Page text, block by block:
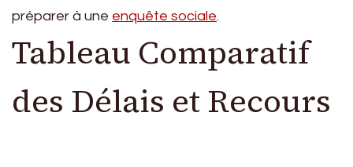
préparer à une enquête sociale.
Tableau Comparatif
des Délais et Recours